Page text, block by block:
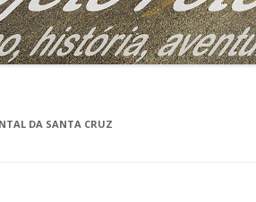
DA SANTA CRUZ